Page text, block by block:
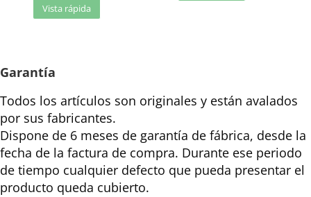
Vista rápida
Garantía
Todos los artículos son originales y están avalados
por sus fabricantes.
Dispone de 6 meses de garantía de fábrica, desde la
fecha de la factura de compra. Durante ese periodo
de tiempo cualquier defecto que pueda presentar el
producto queda cubierto.